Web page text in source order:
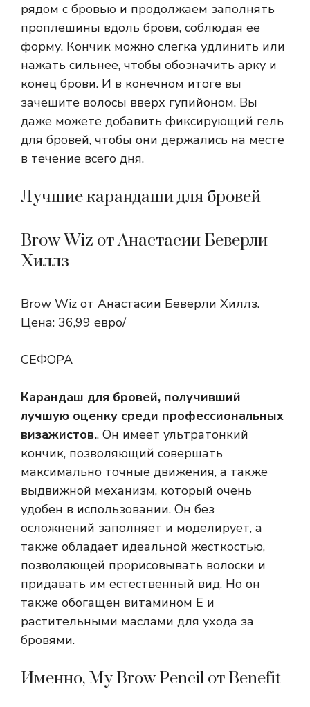
рядом с бровью и продолжаем заполнять
проплешины вдоль брови, соблюдая ее
форму. Кончик можно слегка удлинить или
нажать сильнее, чтобы обозначить арку и
конец брови. И в конечном итоге вы
зачешите волосы вверх гупийоном. Вы
даже можете добавить фиксирующий гель
для бровей, чтобы они держались на месте
в течение всего дня.
Лучшие карандаши для бровей
Brow Wiz от Анастасии Беверли
Хиллз
Brow Wiz от Анастасии Беверли Хиллз.
Цена: 36,99 евро/
СЕФОРА
Карандаш для бровей, получивший
лучшую оценку среди профессиональных
визажистов.. Он имеет ультратонкий
кончик, позволяющий совершать
максимально точные движения, а также
выдвижной механизм, который очень
удобен в использовании. Он без
осложнений заполняет и моделирует, а
также обладает идеальной жесткостью,
позволяющей прорисовывать волоски и
придавать им естественный вид. Но он
также обогащен витамином Е и
растительными маслами для ухода за
бровями.
Именно, My Brow Pencil от Benefit